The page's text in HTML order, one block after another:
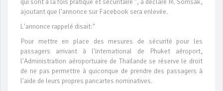
qui sont à la fois pratique et sécuritaire ", a déclaré M. Somsak,
ajoutant que l'annonce sur Facebook sera enlevée.
L'annonce rappelé disait:"
Pour mettre en place des mesures de sécurité pour les
passagers arrivant à l'international de Phuket aéroport,
l'Administration aéroportuaire de Thaïlande se réserve le droit
de ne pas permettre à quiconque de prendre des passagers à
l'aide de leurs propres pancartes nominatives.